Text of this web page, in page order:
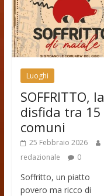
Luoghi
SOFFRITTO, la
disfida tra 15
comuni
25 Febbraio 2026
redazionale
0
Soffritto, un piatto
povero ma ricco di